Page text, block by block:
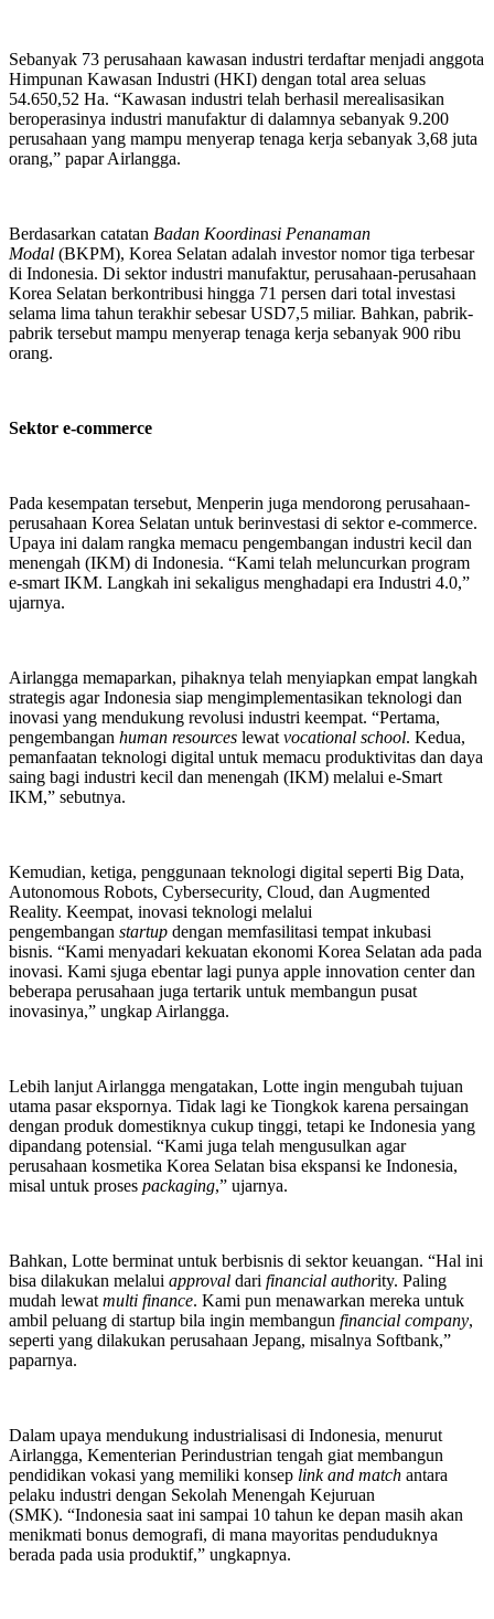
Sebanyak 73 perusahaan kawasan industri terdaftar menjadi anggota
Himpunan Kawasan Industri (HKI) dengan total area seluas
54.650,52 Ha. “Kawasan industri telah berhasil merealisasikan
beroperasinya industri manufaktur di dalamnya sebanyak 9.200
perusahaan yang mampu menyerap tenaga kerja sebanyak 3,68 juta
orang,” papar Airlangga.
Berdasarkan catatan Badan Koordinasi Penanaman
Modal (BKPM), Korea Selatan adalah investor nomor tiga terbesar
di Indonesia. Di sektor industri manufaktur, perusahaan-perusahaan
Korea Selatan berkontribusi hingga 71 persen dari total investasi
selama lima tahun terakhir sebesar USD7,5 miliar. Bahkan, pabrik-
pabrik tersebut mampu menyerap tenaga kerja sebanyak 900 ribu
orang.
Sektor e-commerce
Pada kesempatan tersebut, Menperin juga mendorong perusahaan-
perusahaan Korea Selatan untuk berinvestasi di sektor e-commerce.
Upaya ini dalam rangka memacu pengembangan industri kecil dan
menengah (IKM) di Indonesia. “Kami telah meluncurkan program
e-smart IKM. Langkah ini sekaligus menghadapi era Industri 4.0,”
ujarnya.
Airlangga memaparkan, pihaknya telah menyiapkan empat langkah
strategis agar Indonesia siap mengimplementasikan teknologi dan
inovasi yang mendukung revolusi industri keempat. “Pertama,
pengembangan human resources lewat vocational school. Kedua,
pemanfaatan teknologi digital untuk memacu produktivitas dan daya
saing bagi industri kecil dan menengah (IKM) melalui e-Smart
IKM,” sebutnya.
Kemudian, ketiga, penggunaan teknologi digital seperti Big Data,
Autonomous Robots, Cybersecurity, Cloud, dan Augmented
Reality. Keempat, inovasi teknologi melalui
pengembangan startup dengan memfasilitasi tempat inkubasi
bisnis. “Kami menyadari kekuatan ekonomi Korea Selatan ada pada
inovasi. Kami sjuga ebentar lagi punya apple innovation center dan
beberapa perusahaan juga tertarik untuk membangun pusat
inovasinya,” ungkap Airlangga.
Lebih lanjut Airlangga mengatakan, Lotte ingin mengubah tujuan
utama pasar ekspornya. Tidak lagi ke Tiongkok karena persaingan
dengan produk domestiknya cukup tinggi, tetapi ke Indonesia yang
dipandang potensial. “Kami juga telah mengusulkan agar
perusahaan kosmetika Korea Selatan bisa ekspansi ke Indonesia,
misal untuk proses packaging,” ujarnya.
Bahkan, Lotte berminat untuk berbisnis di sektor keuangan. “Hal ini
bisa dilakukan melalui approval dari financial authority. Paling
mudah lewat multi finance. Kami pun menawarkan mereka untuk
ambil peluang di startup bila ingin membangun financial company,
seperti yang dilakukan perusahaan Jepang, misalnya Softbank,”
paparnya.
Dalam upaya mendukung industrialisasi di Indonesia, menurut
Airlangga, Kementerian Perindustrian tengah giat membangun
pendidikan vokasi yang memiliki konsep link and match antara
pelaku industri dengan Sekolah Menengah Kejuruan
(SMK). “Indonesia saat ini sampai 10 tahun ke depan masih akan
menikmati bonus demografi, di mana mayoritas penduduknya
berada pada usia produktif,” ungkapnya.